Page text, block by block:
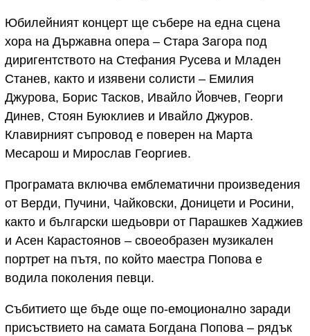
Юбилейният концерт ще събере на една сцена
хора на Държавна опера – Стара Загора под
диригентството на Стефания Русева и Младен
Станев, както и изявени солисти – Емилия
Джурова, Борис Тасков, Ивайло Йовчев, Георги
Динев, Стоян Буюклиев и Ивайло Джуров.
Клавирният съпровод е поверен на Марта
Месарош и Мирослав Георгиев.
Програмата включва емблематични произведения
от Верди, Пучини, Чайковски, Доницети и Росини,
както и български шедьоври от Парашкев Хаджиев
и Асен Карастоянов – своеобразен музикален
портрет на пътя, по който маестра Попова е
водила поколения певци.
Събитието ще бъде още по-емоционално заради
присъствието на самата Богдана Попова – рядък